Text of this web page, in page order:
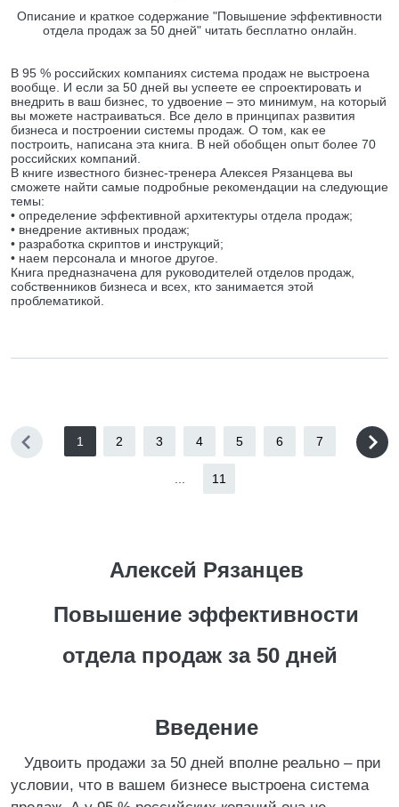
Описание и краткое содержание "Повышение эффективности
отдела продаж за 50 дней" читать бесплатно онлайн.
В 95 % российских компаниях система продаж не выстроена
вообще. И если за 50 дней вы успеете ее спроектировать и
внедрить в ваш бизнес, то удвоение – это минимум, на который
вы можете настраиваться. Все дело в принципах развития
бизнеса и построении системы продаж. О том, как ее
построить, написана эта книга. В ней обобщен опыт более 70
российских компаний.
В книге известного бизнес-тренера Алексея Рязанцева вы
сможете найти самые подробные рекомендации на следующие
темы:
• определение эффективной архитектуры отдела продаж;
• внедрение активных продаж;
• разработка скриптов и инструкций;
• наем персонала и многое другое.
Книга предназначена для руководителей отделов продаж,
собственников бизнеса и всех, кто занимается этой
проблематикой.
1 2 3 4 5 6 7
11
Алексей Рязанцев
Повышение эффективности
отдела продаж за 50 дней
Введение
Удвоить продажи за 50 дней вполне реально – при
условии, что в вашем бизнесе выстроена система